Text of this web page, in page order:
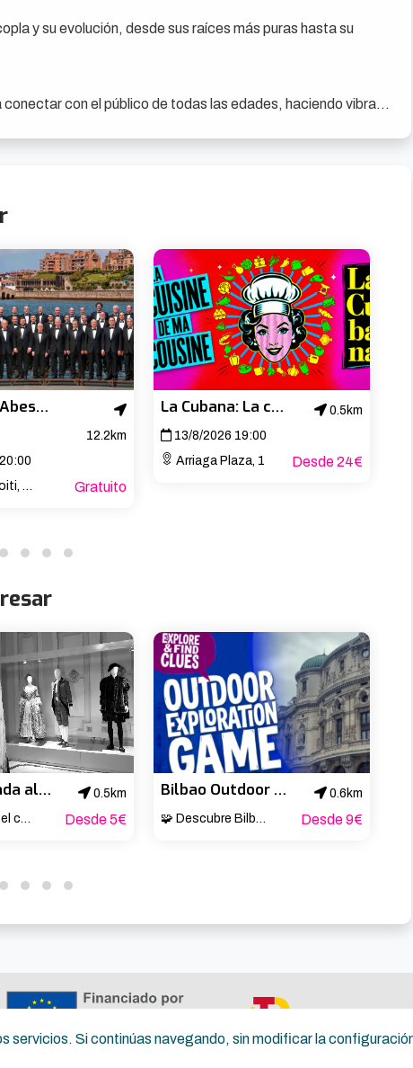
servicios. Si continúas navegando, sin modificar la
y su evolución, desde sus raíces más puras hasta su
con el público de todas las edades, haciendo vibrar
Biotz Alai Abesbatza – Concierto de San Lorenzo
12.2km
77
Gratuito
La Cubana: La cuisine de ma cousine
0.5km
13/8/2026 19:00
Arriaga Plaza, 1
Desde 24€
Visita guiada al Teatro Arriaga
0.5km
🎭 Descubre el corazón cultural de Bilbao ✨
Desde 5€
Bilbao Outdoor Exploration Game
0.6km
🧩 Descubre Bilbao jugando a cielo abierto 🚶
Desde 9€